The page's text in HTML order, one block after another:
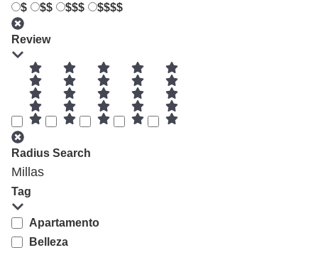
$ $$ $$$ $$$$
Review
Radius Search
Millas
Tag
Apartamento
Belleza